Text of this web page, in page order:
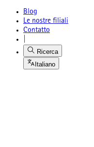
Blog
Le nostre filiali
Contatto
Ricerca
Italiano